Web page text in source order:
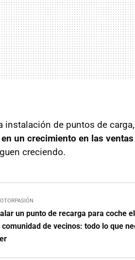
instalación de puntos de
un crecimiento en las
creciendo.
un punto de recarga para coche
comunidad de vecinos: todo lo que